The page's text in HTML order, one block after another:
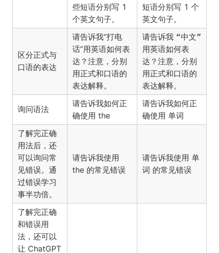
些短语分别写 1
个英文句子。
短语分别写 1 个
英文句子。
区分正式与
口语的表达
请告诉我“打电
话”用英语如何表
达？注意，分别
用正式和口语的
表达解释。
请告诉我 “中文”
用英语如何表
达？注意，分别
用正式和口语的
表达解释。
询问语法
请告诉我如何正
确使用 the
请告诉我如何正
确使用 单词
了解完正确
用法后，还
可以询问常
见错误。通
过错误学习
事半功倍。
请告诉我使用
the 的常见错误
请告诉我使用 单
词 的常见错误
了解完正确
和错误用
法，还可以
让 ChatGPT